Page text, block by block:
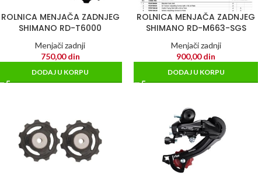
ROLNICA MENJAČA ZADNJEG
SHIMANO RD-T6000
Menjači zadnji
750,00din
DODAJ U KORPU
ROLNICA MENJAČA ZADNJEG
SHIMANO RD-M663-SGS
Menjači zadnji
900,00din
DODAJ U KORPU